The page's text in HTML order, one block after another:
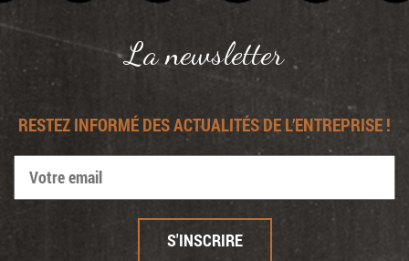
La newsletter
RESTEZ INFORMÉ DES ACTUALITÉS DE L’ENTREPRISE !
Panneau de gestion des cookies